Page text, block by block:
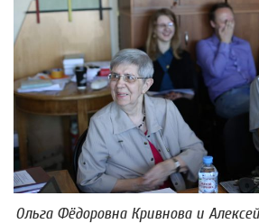
Ольга Фёдоровна Кривнова и